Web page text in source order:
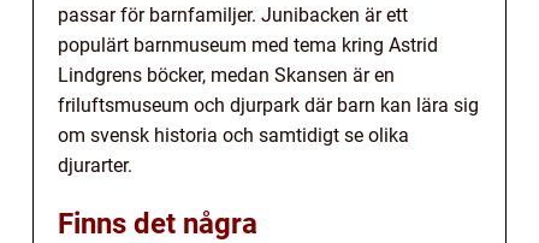
passar för barnfamiljer. Junibacken är ett
populärt barnmuseum med tema kring Astrid
Lindgrens böcker, medan Skansen är en
friluftsmuseum och djurpark där barn kan lära sig
om svensk historia och samtidigt se olika
djurarter.
Finns det några